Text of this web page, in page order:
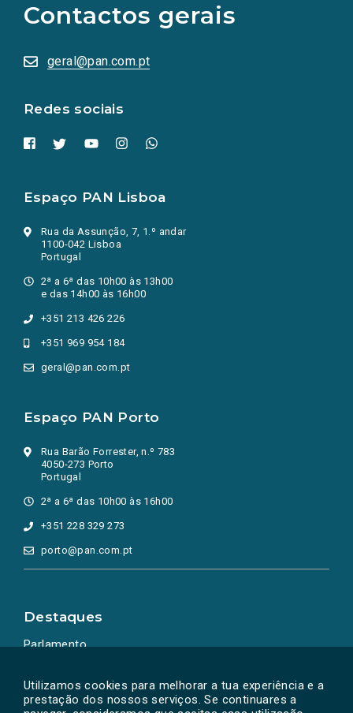
Utilizamos cookies para melhorar a tua experiência e a
prestação dos nossos serviços. Se continuares a
Contactos gerais
geral@pan.com.pt
Redes sociais
redes
sociais
numa
nova
Espaço PAN Lisboa
Rua da Assunção, 7, 1.º andar
1100-042 Lisboa
Portugal
2ª a 6ª das 10h00 às 13h00
e das 14h00 às 16h00
+351 213 426 226
+351 969 954 184
geral@pan.com.pt
Espaço PAN Porto
Rua Barão Forrester, n.º 783
4050-273 Porto
Portugal
2ª a 6ª das 10h00 às 16h00
+351 228 329 273
porto@pan.com.pt
Destaques
Parlamento